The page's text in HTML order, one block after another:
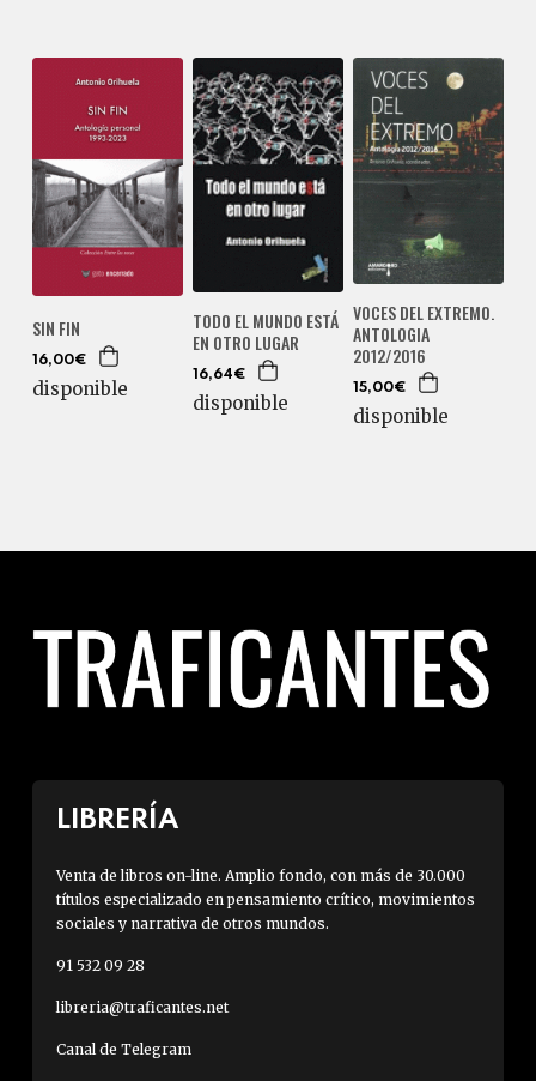
SIN FIN
16,00€
disponible
TODO EL MUNDO ESTÁ
EN OTRO LUGAR
16,64€
disponible
VOCES DEL EXTREMO.
ANTOLOGIA
2012/2016
15,00€
disponible
LIBRERÍA
Venta de libros on-line. Amplio fondo, con más de 30.000
títulos especializado en pensamiento crítico, movimientos
sociales y narrativa de otros mundos.
91 532 09 28
libreria@traficantes.net
Canal de Telegram